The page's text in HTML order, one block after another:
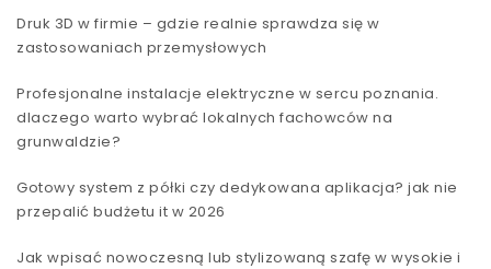
Druk 3D w firmie – gdzie realnie sprawdza się w
zastosowaniach przemysłowych
Profesjonalne instalacje elektryczne w sercu poznania.
dlaczego warto wybrać lokalnych fachowców na
grunwaldzie?
Gotowy system z półki czy dedykowana aplikacja? jak nie
przepalić budżetu it w 2026
Jak wpisać nowoczesną lub stylizowaną szafę w wysokie i